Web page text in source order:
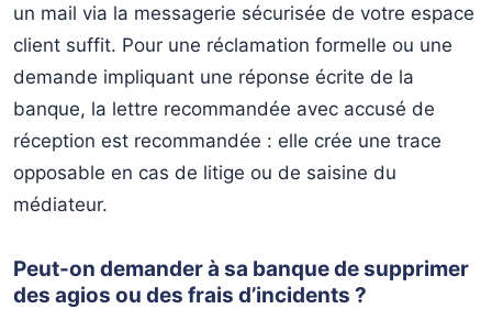
un mail via la messagerie sécurisée de votre espace
client suffit. Pour une réclamation formelle ou une
demande impliquant une réponse écrite de la
banque, la lettre recommandée avec accusé de
réception est recommandée : elle crée une trace
opposable en cas de litige ou de saisine du
médiateur.
Peut-on demander à sa banque de supprimer
des agios ou des frais d’incidents ?